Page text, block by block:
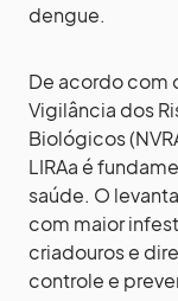
dengue.
De acordo com
Vigilância dos
Biológicos
LIRAa é
saúde. O
com maior
criadouros e
controle e